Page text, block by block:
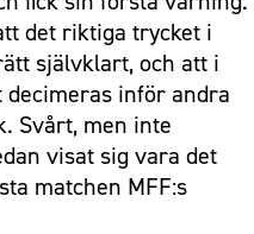
det riktiga trycket i
självklart, och att i
inför andra
Svårt, men inte
visat sig vara det
matchen MFF:s